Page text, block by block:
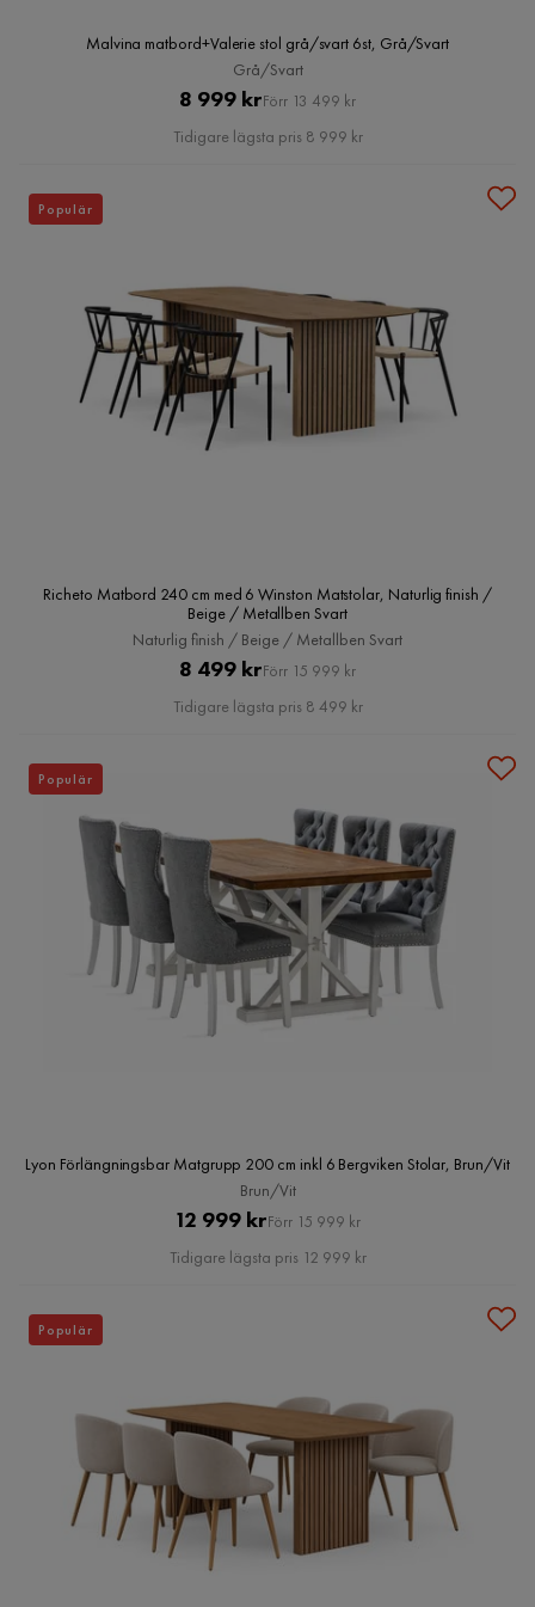
Malvina matbord+Valerie stol grå/svart 6st, Grå/Svart
Grå/Svart
Pris
8 999 krOriginal
Pris
Förr 13 499 kr
Tidigare lägsta pris 8 999 kr
Richeto Matbord 240 cm med 6 Winston Matstolar, Naturlig finish /
Beige / Metallben Svart
Naturlig finish / Beige / Metallben Svart
Pris
8 499 krOriginal
Pris
Förr 15 999 kr
Tidigare lägsta pris 8 499 kr
Populär
Lyon Förlängningsbar Matgrupp 200 cm inkl 6 Bergviken Stolar, Brun/Vit
Brun/Vit
Pris
12 999 krOriginal
Pris
Förr 15 999 kr
Tidigare lägsta pris 12 999 kr
Populär
Populär